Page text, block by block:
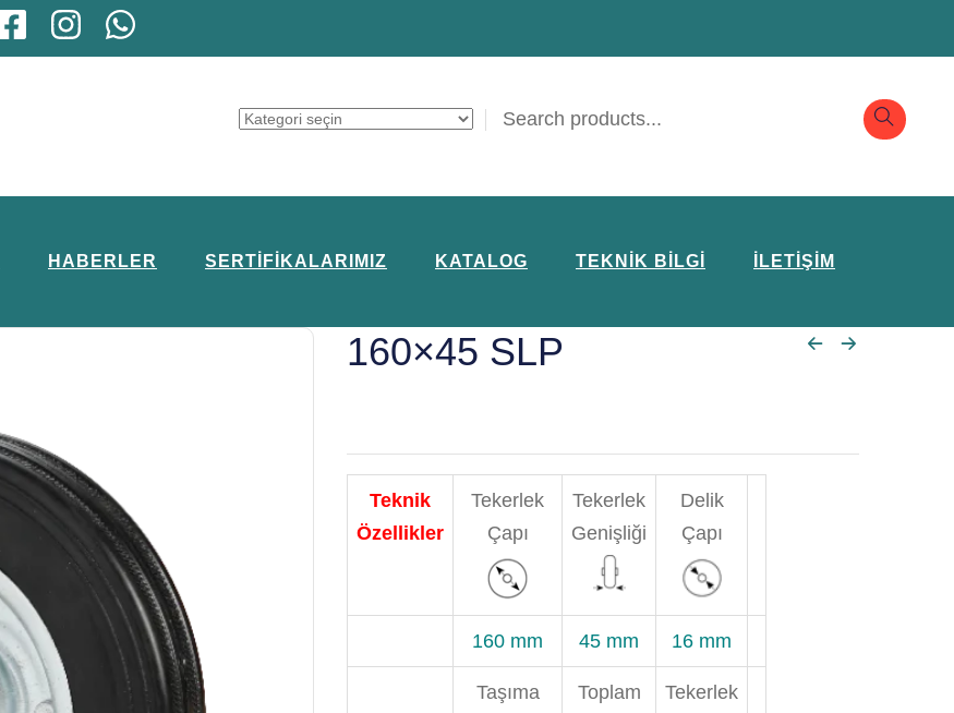
HABERLER SERTIFIKALARIMIZ KATALOG TEKNIK BILGI İLETIŞIM
160×45 SLP
Teknik
Özellikler
Tekerlek
Çapı
Tekerlek
Genişliği
Delik
Çapı
160 mm 45 mm 16 mm
Taşıma
Toplam
Tekerlek